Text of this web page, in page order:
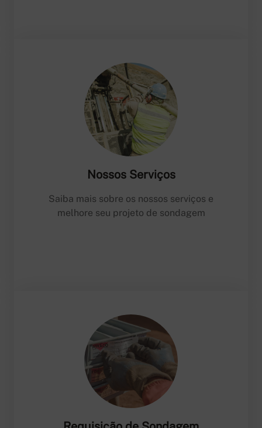
Nossos Serviços
Saiba mais sobre os nossos serviços e
melhore seu projeto de sondagem